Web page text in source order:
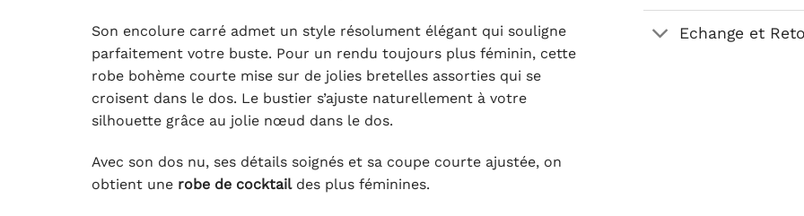
Son encolure carré admet un style résolument élégant qui souligne
parfaitement votre buste. Pour un rendu toujours plus féminin, cette
robe bohème courte mise sur de jolies bretelles assorties qui se
croisent dans le dos. Le bustier s’ajuste naturellement à votre
silhouette grâce au jolie nœud dans le dos.
Avec son dos nu, ses détails soignés et sa coupe courte ajustée, on
obtient une robe de cocktaildes plus féminines.
Echange et